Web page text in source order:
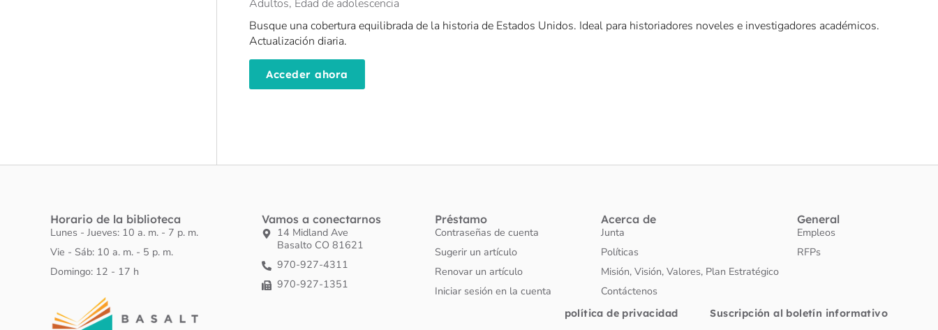
Adultos, Edad de adolescencia
Busque una cobertura equilibrada de la historia de Estados Unidos. Ideal para historiadores noveles e investigadores académicos.
Actualización diaria.
Acceder ahora
Horario de la biblioteca
Lunes - Jueves: 10 a. m. - 7 p. m.
Vie - Sáb: 10 a. m. - 5 p. m.
Domingo: 12 - 17 h
Vamos a conectarnos
14 Midland Ave
Basalto CO 81621
970-927-4311
970-927-1351
Préstamo
Contraseñas de cuenta
Sugerir un artículo
Renovar un artículo
Iniciar sesión en la cuenta
Acerca de
Junta
Políticas
Misión, Visión, Valores, Plan Estratégico
Contáctenos
General
Empleos
RFPs
política de privacidad Suscripción al boletín informativo